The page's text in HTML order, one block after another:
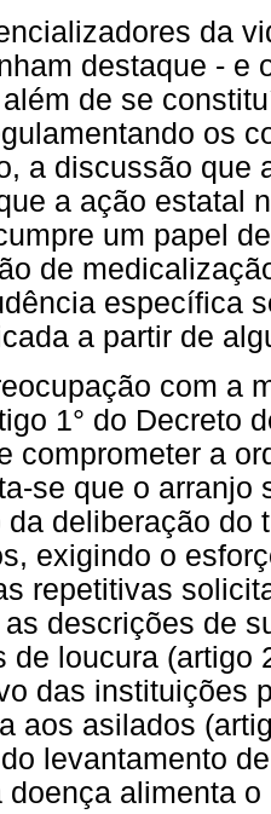
da
destaque - e
de se
os
a discussão que
a ação estatal
um papel
de
específica
a partir de
com a
1° do Decreto
comprometer a
se que o arranjo
da deliberação do
exigindo o
repetitivas
descrições de
de loucura (artigo
das instituições
aos asilados
levantamento
doença alimenta